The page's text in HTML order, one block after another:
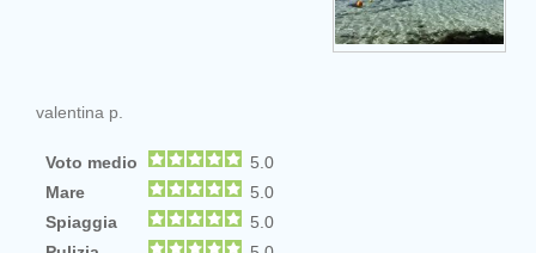
valentina p.
Voto medio
5.0
Mare
5.0
Spiaggia
5.0